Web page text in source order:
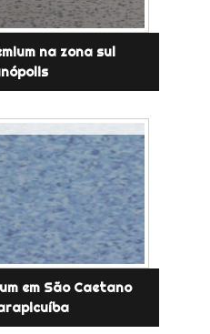
na zona sul
em São Caetano